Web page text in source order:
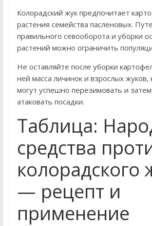
Колорадский жук предпочитает
растения семейства пасленовых.
правильного севооборота и уборки
растений можно ограничить
Не оставляйте после уборки
ней масса личинок и взрослых жуков,
могут успешно перезимовать и
атаковать посадки.
Таблица:
средства
колорадского
— рецепт и
применение